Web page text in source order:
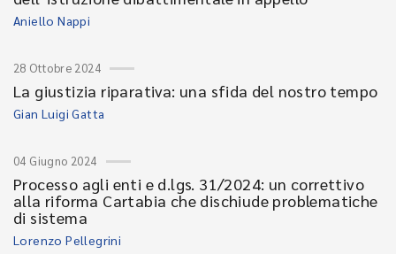
Aniello Nappi
28 Ottobre 2024
La giustizia riparativa: una sfida del nostro tempo
Gian Luigi Gatta
04 Giugno 2024
Processo agli enti e d.lgs. 31/2024: un correttivo
alla riforma Cartabia che dischiude problematiche
di sistema
Lorenzo Pellegrini